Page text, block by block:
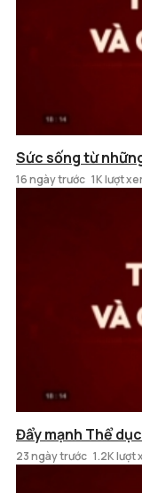
Sức sống từ
16 ngày trước 1K lượt
Đẩy mạnh Thể
23 ngày trước 1.2K lượt